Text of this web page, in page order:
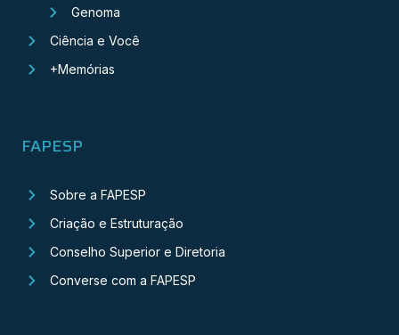
Genoma
Ciência e Você
+Memórias
FAPESP
Sobre a FAPESP
Criação e Estruturação
Conselho Superior e Diretoria
Converse com a FAPESP